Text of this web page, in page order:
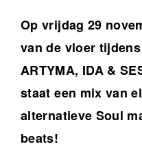
Op vrijdag 29
van de vloer
ARTYMA, IDA &
staat een mix van
alternatieve Soul
beats!